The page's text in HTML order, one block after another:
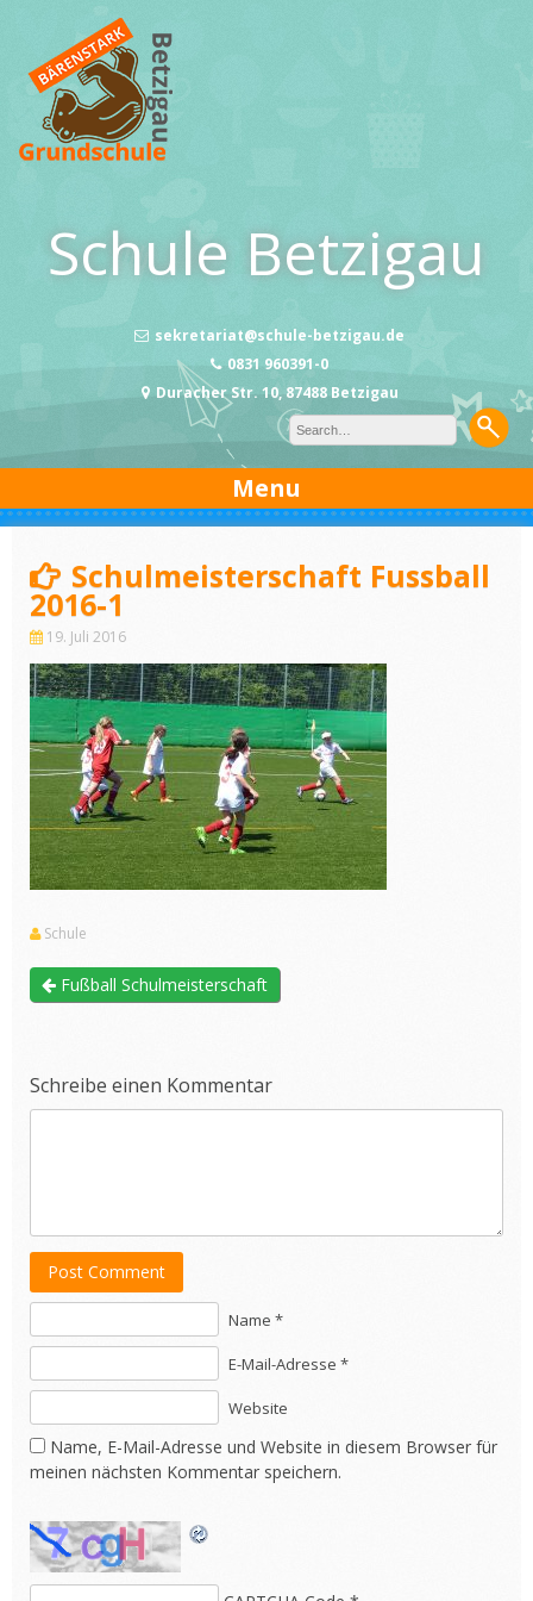
content
Schule Betzigau
sekretariat@schule-betzigau.de
0831 960391-0
Duracher Str. 10, 87488 Betzigau
Menu
Schulmeisterschaft Fussball
2016-1
19. Juli 2016
Schule
Fußball Schulmeisterschaft
Schreibe einen Kommentar
Post Comment
Name *
E-Mail-Adresse *
Website
Name, E-Mail-Adresse und Website in diesem Browser für
meinen nächsten Kommentar speichern.